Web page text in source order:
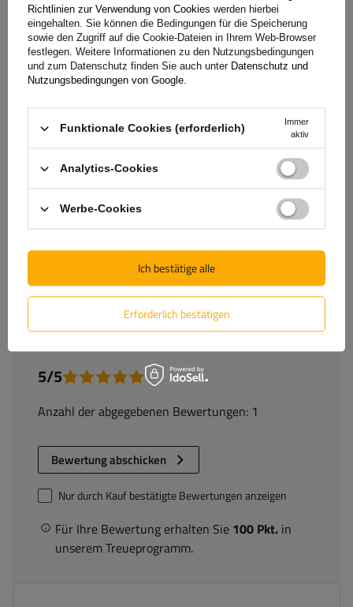
benötigen.
+49 32213249035 unitrailer@unitrailer.de
Spezifikation
Lieferung
Frage stellen
Bewertungen(1)
5/5
Anzahl der abgegebenen Bewertungen: 1
Bewertung abschicken
Für Ihre Bewertung erhalten Sie 100 Pkt. in
unserem Treueprogramm.
Nur durch Kauf bestätigte Bewertungen anzeigen
Richtlinien zur Verwendung von Cookies werden hierbei
eingehalten. Sie können die Bedingungen für die Speicherung
sowie den Zugriff auf die Cookie-Dateien in Ihrem Web-Browser
festlegen. Weitere Informationen zu den Nutzungsbedingungen
und zum Datenschutz finden Sie auch unter Datenschutz und
Nutzungsbedingungen von Google.
Funktionale Cookies (erforderlich)
Immer
aktiv
Analytics-Cookies
Werbe-Cookies
Erforderlich bestätigen
Ich bestätige alle